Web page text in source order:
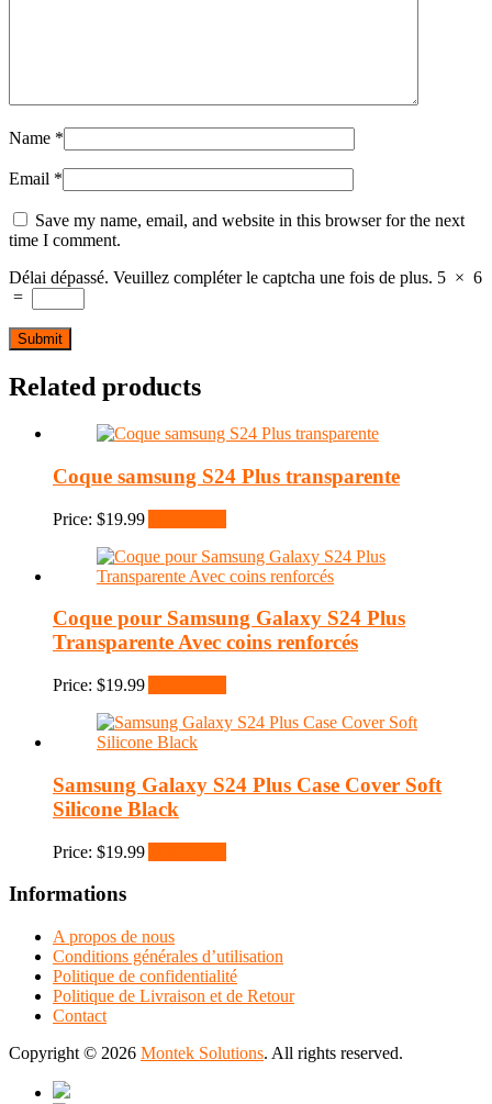
Name *
Email *
Save my name, email, and website in this browser for the next
time I comment.
Délai dépassé. Veuillez compléter le captcha une fois de plus. 5 × 6
=
Related products
Coque samsung S24 Plus transparente
Price: $19.99
Coque pour Samsung Galaxy S24 Plus
Transparente Avec coins renforcés
Price: $19.99
Samsung Galaxy S24 Plus Case Cover Soft
Silicone Black
Price: $19.99
Informations
A propos de nous
Conditions générales d’utilisation
Politique de confidentialité
Politique de Livraison et de Retour
Contact
Copyright © 2026 Montek Solutions. All rights reserved.